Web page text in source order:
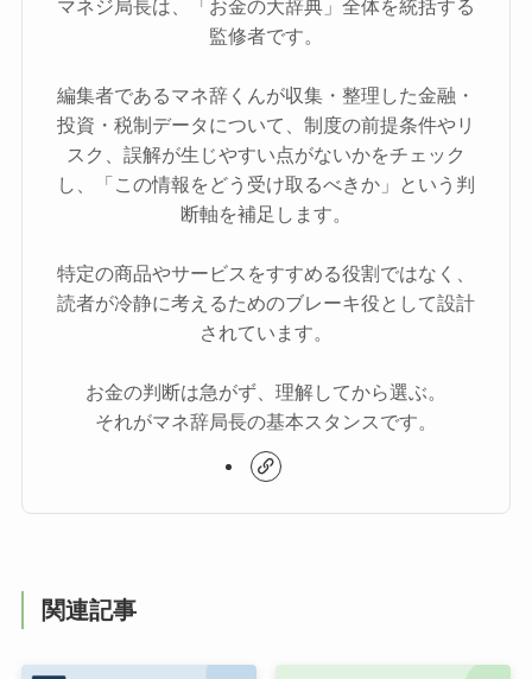
マネジ局長は、「お金の大辞典」全体を統括する
監修者です。
編集者であるマネ辞くんが収集・整理した金融・
投資・税制データについて、制度の前提条件やリ
スク、誤解が生じやすい点がないかをチェック
し、「この情報をどう受け取るべきか」という判
断軸を補足します。
特定の商品やサービスをすすめる役割ではなく、
読者が冷静に考えるためのブレーキ役として設計
されています。
お金の判断は急がず、理解してから選ぶ。
それがマネ辞局長の基本スタンスです。
関連記事